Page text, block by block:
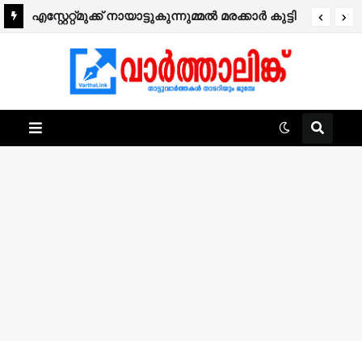
എസ്റ്റേറ്റ്മുക്ക് നായാട്ടുകുന്നുമ്മൽ മരക്കാർ കുട്ടി